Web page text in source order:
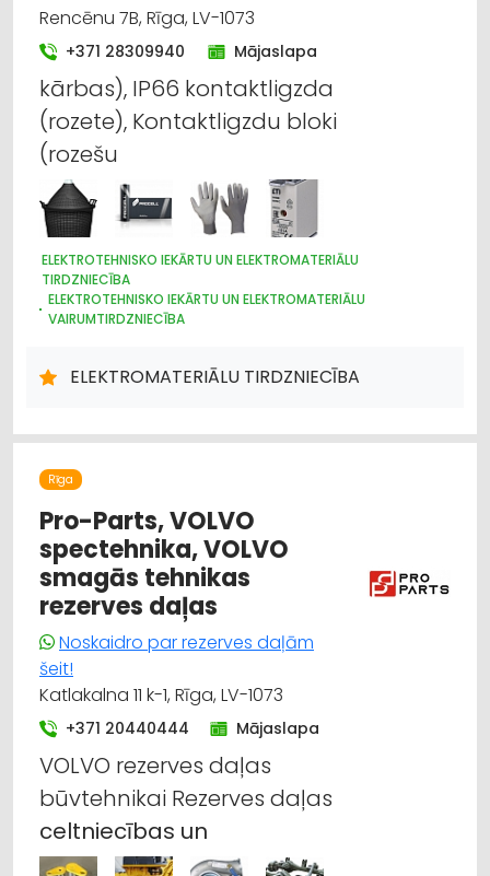
Rencēnu 7B, Rīga, LV-1073
+371 28309940 Mājaslapa
kārbas), IP66 kontaktligzda
(rozete), Kontaktligzdu bloki
(rozešu
ELEKTROTEHNISKO IEKĀRTU UN ELEKTROMATERIĀLU
TIRDZNIECĪBA
ELEKTROTEHNISKO IEKĀRTU UN ELEKTROMATERIĀLU
VAIRUMTIRDZNIECĪBA
APGAISMES TEHNIKAS VAIRUMTIRDZNIECĪBA
ELEKTRONISKĀS IERĪCES, KOMPONENTES
INSTRUMENTU UN DARBARĪKU TIRDZNIECĪBA
ELEKTROMONTĀŽA, ELEKTROINSTALĀCIJA
CELTNIECĪBAS UN REMONTA DARBI
DIZAINS UN INTERJERS; PRIEKŠMETI UN PAKALPOJUMI
SADZĪVES TEHNIKAS TIRDZNIECĪBA
SAIMNIECĪBAS PREČU TIRDZNIECĪBA
ELEKTROMATERIĀLU TIRDZNIECĪBA
Rīga
Pro-Parts, VOLVO
spectehnika, VOLVO
smagās tehnikas
rezerves daļas
Noskaidro par rezerves daļām
šeit!
Katlakalna 11 k-1, Rīga, LV-1073
+371 20440444 Mājaslapa
VOLVO rezerves daļas
būvtehnikai Rezerves daļas
celtniecības un